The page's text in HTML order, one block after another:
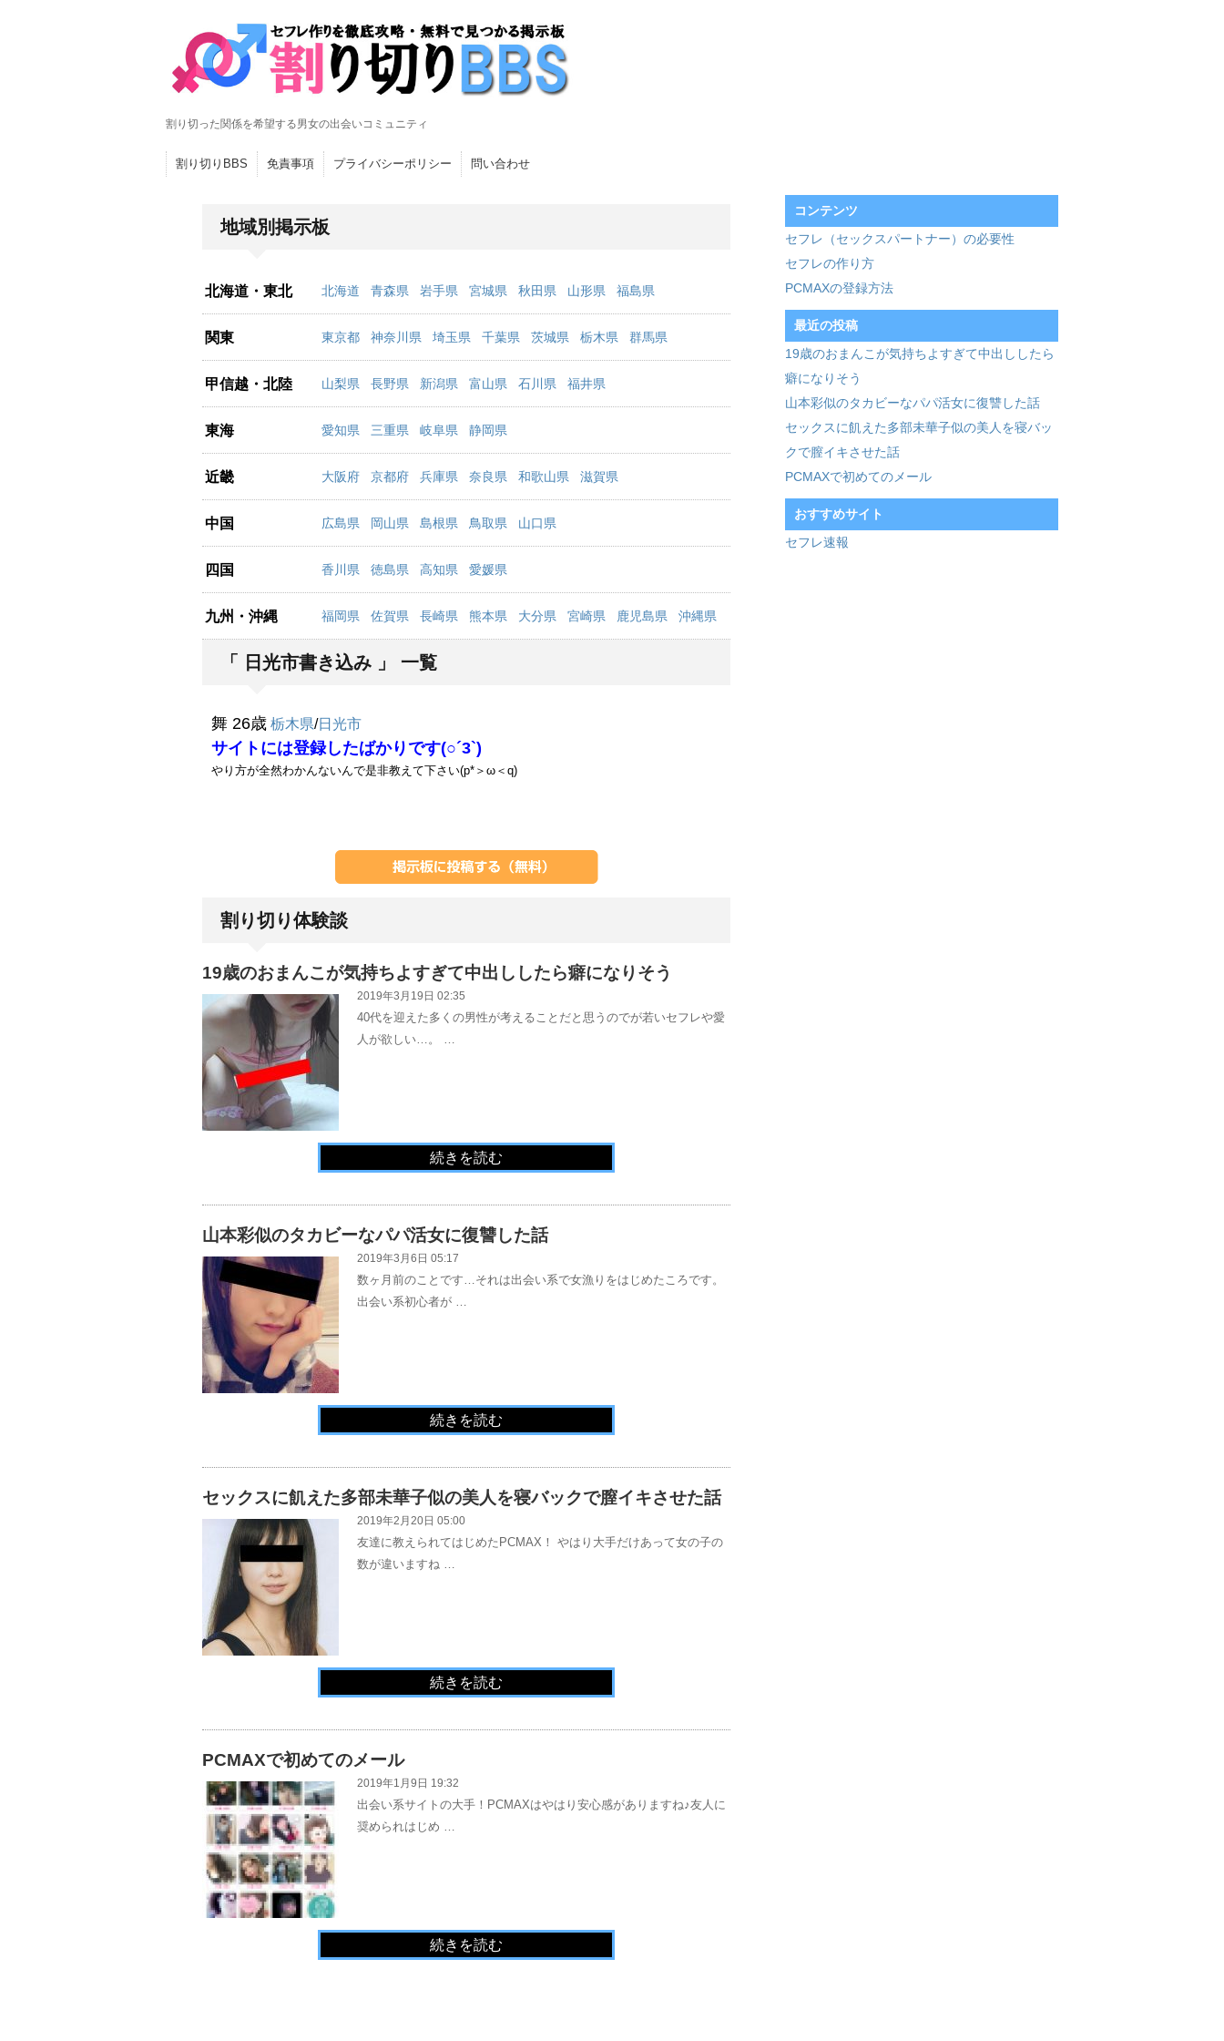
割り切った関係を希望する男女の出会いコミュニティ
割り切りBBS 免責事項 プライバシーポリシー 問い合わせ
地域別掲示板
北海道・東北 北海道 青森県 岩手県 宮城県 秋田県 山形県 福島県
関東 東京都 神奈川県 埼玉県 千葉県 茨城県 栃木県 群馬県
甲信越・北陸 山梨県 長野県 新潟県 富山県 石川県 福井県
東海 愛知県 三重県 岐阜県 静岡県
近畿 大阪府 京都府 兵庫県 奈良県 和歌山県 滋賀県
中国 広島県 岡山県 島根県 鳥取県 山口県
四国 香川県 徳島県 高知県 愛媛県
九州・沖縄 福岡県 佐賀県 長崎県 熊本県 大分県 宮崎県 鹿児島県 沖縄県
「 日光市書き込み 」 一覧
舞 26歳 栃木県/日光市
サイトには登録したばかりです(○´3`)
やり方が全然わかんないんで是非教えて下さい(p*＞ω＜q)
割り切り体験談
19歳のおまんこが気持ちよすぎて中出ししたら癖になりそう
2019年3月19日 02:35
40代を迎えた多くの男性が考えることだと思うのでが若いセフレや愛
人が欲しい…。 …
続きを読む
山本彩似のタカビーなパパ活女に復讐した話
2019年3月6日 05:17
数ヶ月前のことです…それは出会い系で女漁りをはじめたころです。
出会い系初心者が …
続きを読む
セックスに飢えた多部未華子似の美人を寝バックで膣イキさせた話
2019年2月20日 05:00
友達に教えられてはじめたPCMAX！ やはり大手だけあって女の子の
数が違いますね …
続きを読む
PCMAXで初めてのメール
2019年1月9日 19:32
出会い系サイトの大手！PCMAXはやはり安心感がありますね♪友人に
奨められはじめ …
続きを読む
コンテンツ
セフレ（セックスパートナー）の必要性
セフレの作り方
PCMAXの登録方法
最近の投稿
19歳のおまんこが気持ちよすぎて中出ししたら
癖になりそう
山本彩似のタカビーなパパ活女に復讐した話
セックスに飢えた多部未華子似の美人を寝バッ
クで膣イキさせた話
PCMAXで初めてのメール
おすすめサイト
セフレ速報